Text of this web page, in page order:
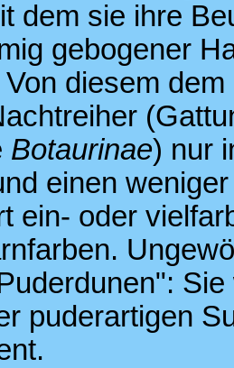
dem sie ihre
gebogener
diesem
Botaurinae) nur
einen
ein- oder
puderartigen